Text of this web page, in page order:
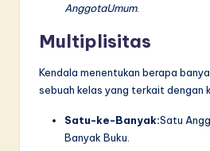
AnggotaUmum.
Multiplisitas
Kendala menentukan berapa
sebuah kelas yang terkait dengan
Satu-ke-Banyak:Satu
Banyak Buku.